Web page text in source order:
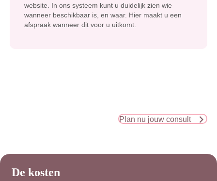
website. In ons systeem kunt u duidelijk zien wie
wanneer beschikbaar is, en waar. Hier maakt u een
afspraak wanneer dit voor u uitkomt.
Plan nu jouw consult
De kosten